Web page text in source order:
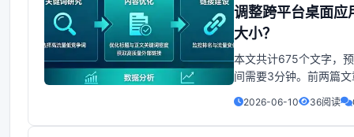
调整跨平台桌面应
大小？
本文共计675个文字，
间需要3分钟。前两篇
绍了如何搭建Electron-
基本流程，包括主进程
染进程和主进程之间的
2026-06-10 36阅读